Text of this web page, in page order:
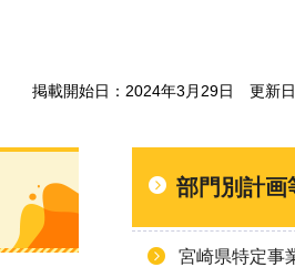
掲載開始日：2024年3月29日 更新
部門別計画
宮崎県特定事